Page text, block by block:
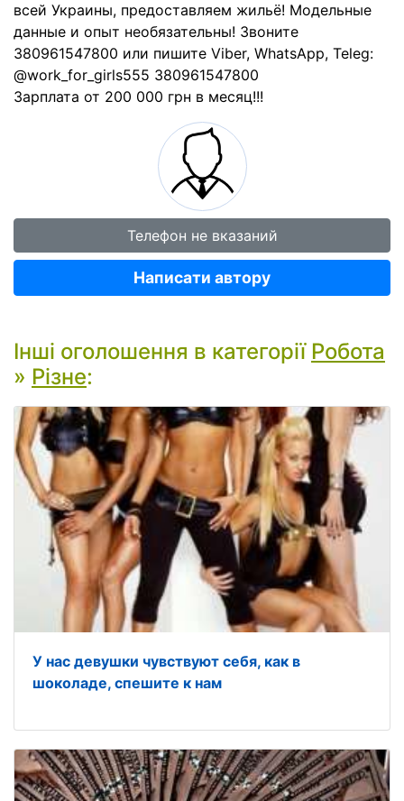
всей Украины, предоставляем жильё! Модельные
данные и опыт необязательны! Звоните
380961547800 или пишите Viber, WhatsApp, Teleg:
@work_for_girls555 380961547800
Зарплата от 200 000 грн в месяц!!!
Телефон не вказаний
Написати автору
Інші оголошення в категорії Робота
» Різне:
У нас девушки чувствуют себя, как в
шоколаде, спешите к нам